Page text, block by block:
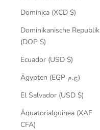
Dominica (XCD $)
Dominikanische Republik
(DOP $)
Ecuador (USD $)
Ägypten (EGP ج.م)
El Salvador (USD $)
Äquatorialguinea (XAF
CFA)